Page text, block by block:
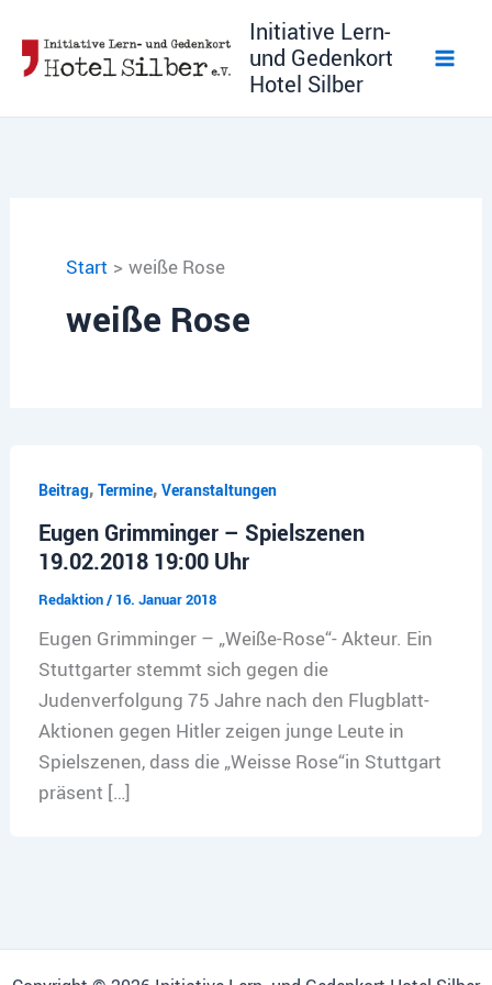
Inhalt
springen
Initiative Lern-
und Gedenkort
Hotel Silber
Start weiße Rose
weiße Rose
Beitrag, Termine, Veranstaltungen
Eugen Grimminger – Spielszenen
19.02.2018 19:00 Uhr
Redaktion/ 16. Januar 2018
Eugen Grimminger – „Weiße-Rose“- Akteur. Ein
Stuttgarter stemmt sich gegen die
Judenverfolgung 75 Jahre nach den Flugblatt-
Aktionen gegen Hitler zeigen junge Leute in
Spielszenen, dass die „Weisse Rose“in Stuttgart
präsent […]